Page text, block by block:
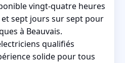
vingt-quatre heures
sept jours sur sept pour
à Beauvais.
qualifiés
solide pour tous